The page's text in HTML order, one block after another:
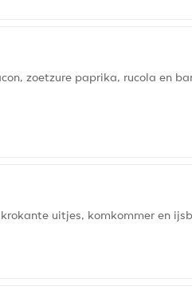
zoetzure paprika, rucola en
uitjes, komkommer en